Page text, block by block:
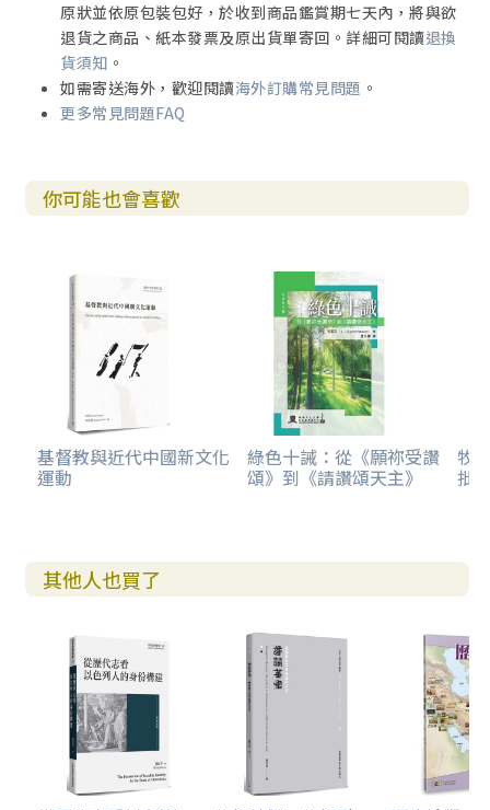
原狀並依原包裝包好，於收到商品鑑賞期七天內，將與欲
退貨之商品、紙本發票及原出貨單寄回。詳細可閱讀退換
貨須知 。
如需寄送海外，歡迎閱讀海外訂購常見問題 。
更多常見問題FAQ
你可能也會喜歡
基督教與近代中國新文化
運動
綠色十誡：從《願祢受讚
頌》到《請讚頌天主》
牧
批
其他人也買了